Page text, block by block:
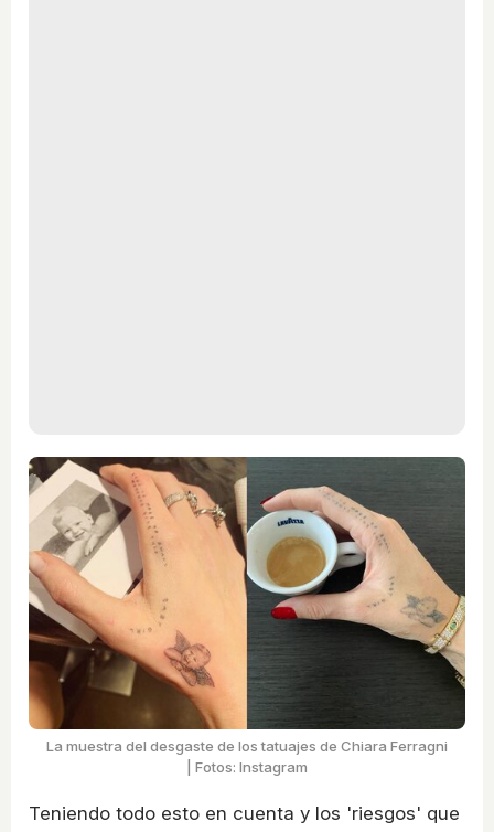
La muestra del desgaste de los tatuajes de Chiara Ferragni
| Fotos: Instagram
Teniendo todo esto en cuenta y los 'riesgos' que